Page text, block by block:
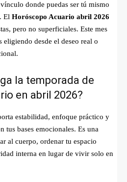
donde puedas ser tú mismo
El Horóscopo Acuario abril 2026
pero no superficiales. Este mes
eligiendo desde el deseo real o
la temporada de
en abril 2026?
estabilidad, enfoque práctico y
tus bases emocionales. Es una
al cuerpo, ordenar tu espacio
interna en lugar de vivir solo en